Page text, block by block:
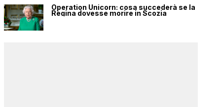
Operation Unicorn: cosa succederà se la
Regina dovesse morire in Scozia